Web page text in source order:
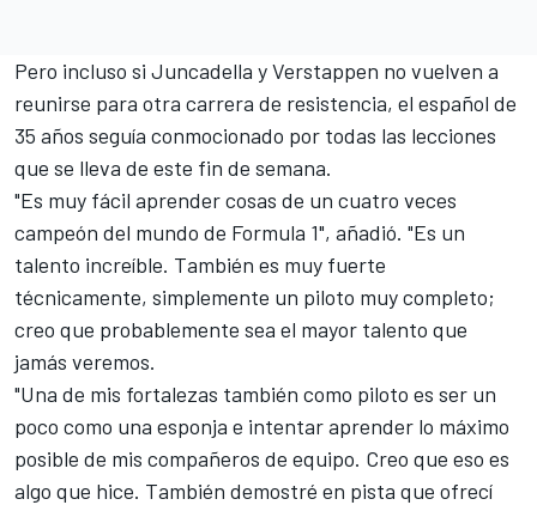
Pero incluso si Juncadella y Verstappen no vuelven a
reunirse para otra carrera de resistencia, el español de
35 años seguía conmocionado por todas las lecciones
que se lleva de este fin de semana.
"Es muy fácil aprender cosas de un cuatro veces
campeón del mundo de Formula 1", añadió. "Es un
talento increíble. También es muy fuerte
técnicamente, simplemente un piloto muy completo;
creo que probablemente sea el mayor talento que
jamás veremos.
"Una de mis fortalezas también como piloto es ser un
poco como una esponja e intentar aprender lo máximo
posible de mis compañeros de equipo. Creo que eso es
algo que hice. También demostré en pista que ofrecí